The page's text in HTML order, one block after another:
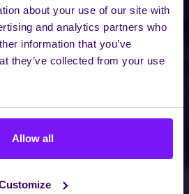
about your use of our site with
and analytics partners who
information that you’ve
they’ve collected from your use
Allow all